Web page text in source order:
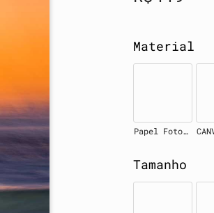
Material
Papel Fotográfico
Tamanho